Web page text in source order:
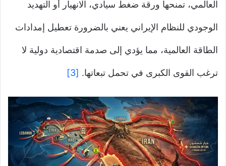
العالمي، تمنحها ورقة ضغط سيادي، الانهيار أو التهديد
الوجودي للنظام الإيراني يعني بالضرورة تعطيل إمدادات
الطاقة العالمية، مما يؤدي إلى صدمة اقتصادية دولية لا
ترغب القوى الكبرى في تحمل تبعاتها. [3]